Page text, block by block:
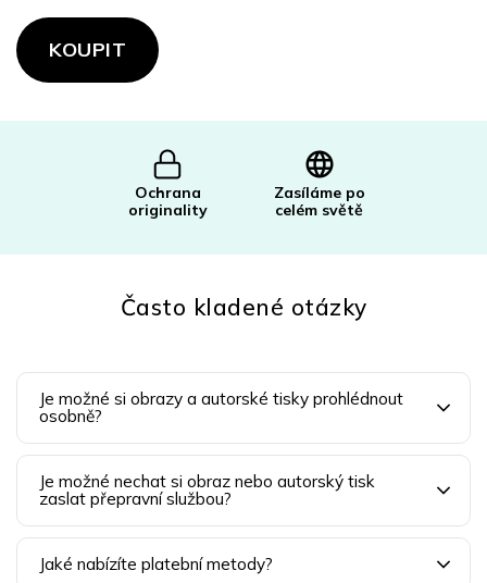
Měrná
cena:KOUPIT
Ochrana
originality
Zasíláme po
celém světě
Často kladené otázky
Je možné si obrazy a autorské tisky prohlédnout
osobně?
Je možné nechat si obraz nebo autorský tisk
zaslat přepravní službou?
Jaké nabízíte platební metody?